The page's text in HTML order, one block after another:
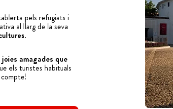
pels refugiats i
al llarg de la seva
.
joies amagades que
els turistes habituals